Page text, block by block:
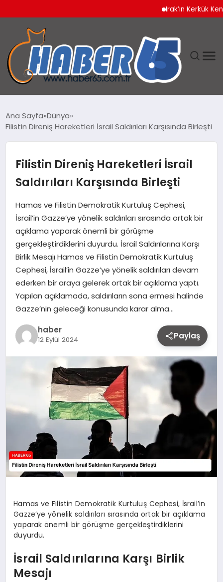
Irak’ın Kerkük
TEKNOLOJI
Ana Sayfa Dünya
Filistin Direniş Hareketleri İsrail Saldırıları Karşısında Birleşti
Filistin Direniş Hareketleri İsrail
Saldırıları Karşısında Birleşti
Hamas ve Filistin Demokratik Kurtuluş Cephesi,
İsrail’in Gazze’ye yönelik saldırıları sırasında ortak bir
açıklama yaparak önemli bir görüşme
gerçekleştirdiklerini duyurdu. İsrail Saldırılarına Karşı
Birlik Mesajı Hamas ve Filistin Demokratik Kurtuluş
Cephesi, İsrail’in Gazze’ye yönelik saldırıları devam
ederken bir araya gelerek ortak bir açıklama yaptı.
Yapılan açıklamada, saldırıların sona ermesi halinde
Gazze’nin geleceği konusunda karar alma…
haber
12 Eylül 2024 Paylaş
Hamas ve Filistin Demokratik Kurtuluş Cephesi, İsrail’in
Gazze’ye yönelik saldırıları sırasında ortak bir açıklama
yaparak önemli bir görüşme gerçekleştirdiklerini
duyurdu.
İsrail Saldırılarına Karşı Birlik
Mesajı